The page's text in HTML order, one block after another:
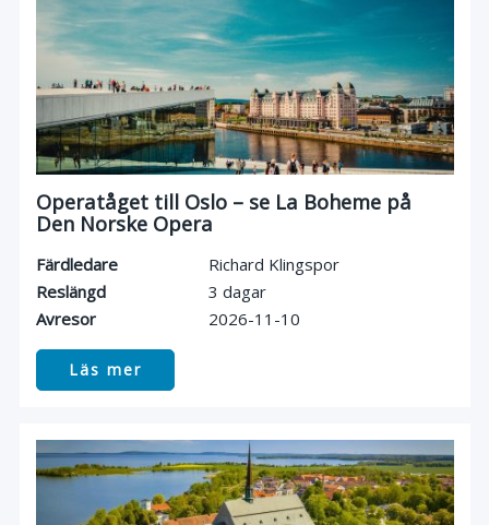
Operatåget till Oslo – se La Boheme på
Den Norske Opera
Färdledare
Richard Klingspor
Reslängd
3 dagar
Avresor
2026-11-10
Läs mer